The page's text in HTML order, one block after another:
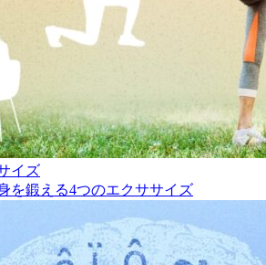
イズ
鍛える4つのエクササイズ